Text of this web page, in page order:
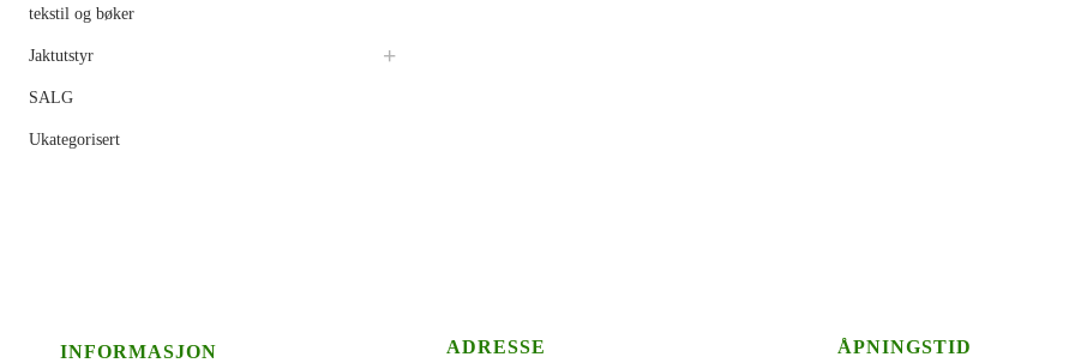
tekstil og bøker
Jaktutstyr
SALG
Ukategorisert
INFORMASJON ADRESSE ÅPNINGSTID